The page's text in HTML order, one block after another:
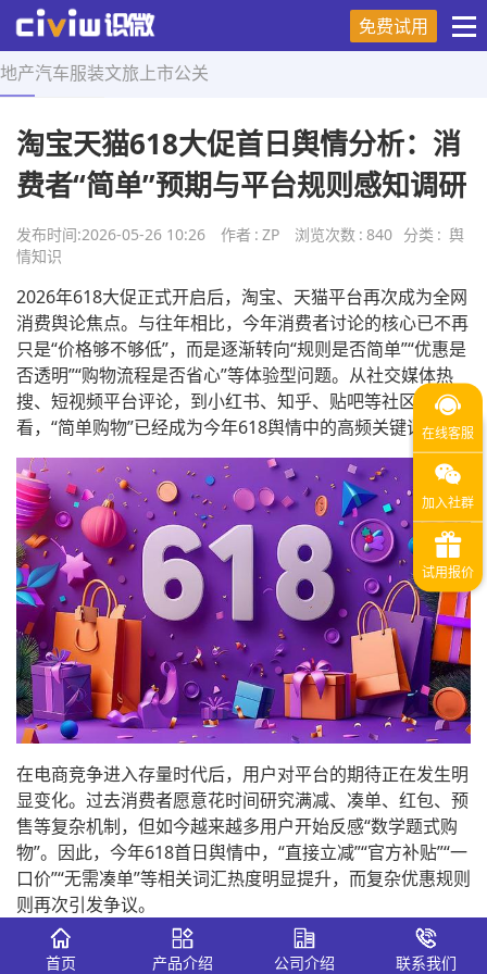
免费试用
地产汽车服装文旅 上市公关
首页 > 舆情知识 > 正文
淘宝天猫618大促首日舆情分析：消
费者“简单”预期与平台规则感知调研
发布时间:2026-05-26 10:26 作者 : ZP 浏览次数 : 840 分类 : 舆
情知识
2026年618大促正式开启后，淘宝、天猫平台再次成为全网
消费舆论焦点。与往年相比，今年消费者讨论的核心已不再
只是“价格够不够低”，而是逐渐转向“规则是否简单”“优惠是
否透明”“购物流程是否省心”等体验型问题。从社交媒体热
搜、短视频平台评论，到小红书、知乎、贴吧等社区内容来
看，“简单购物”已经成为今年618舆情中的高频关键词。
在电商竞争进入存量时代后，用户对平台的期待正在发生明
显变化。过去消费者愿意花时间研究满减、凑单、红包、预
售等复杂机制，但如今越来越多用户开始反感“数学题式购
物”。因此，今年618首日舆情中，“直接立减”“官方补贴”“一
口价”“无需凑单”等相关词汇热度明显提升，而复杂优惠规则
则再次引发争议。
首页 产品介绍 公司介绍 联系我们